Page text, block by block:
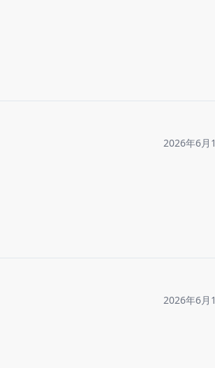
2026年6月
2026年6月